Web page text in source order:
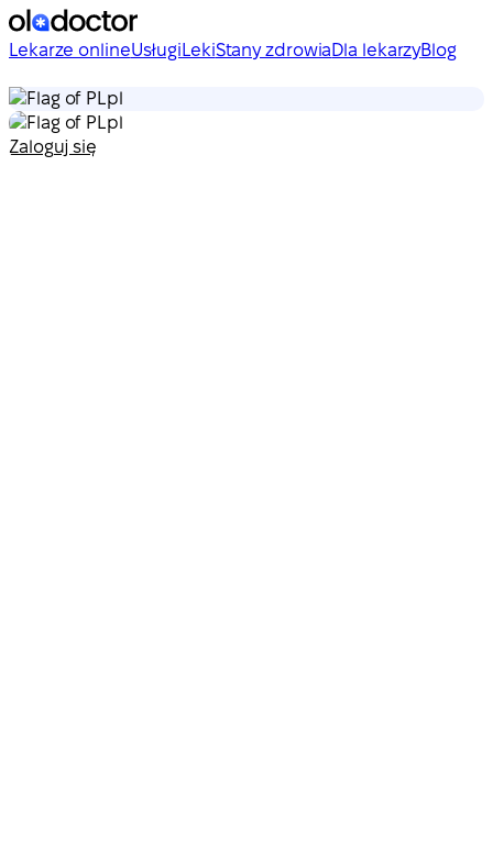
Lekarze onlineUsługi LekiStany zdrowiaDla lekarzyBlog
pl
pl
Zaloguj się